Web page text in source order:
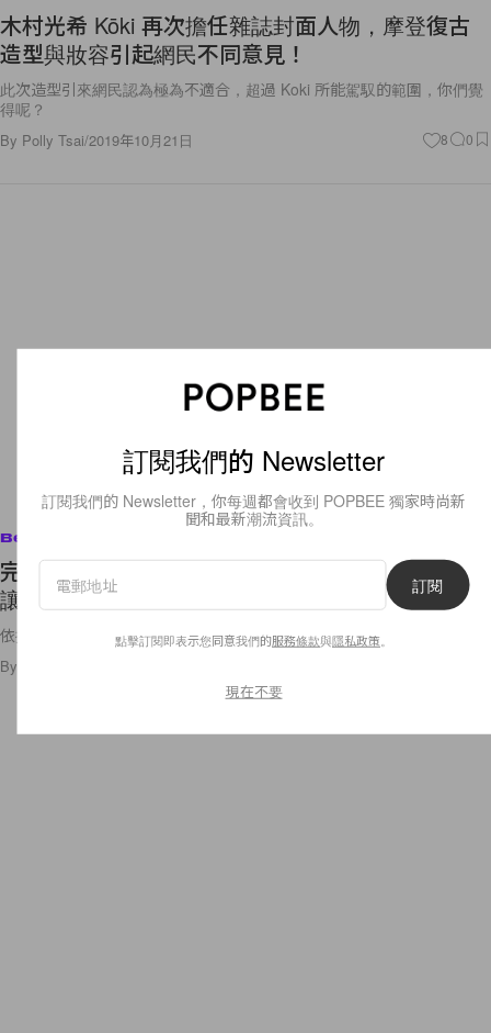
木村光希 Kōki 再次擔任雜誌封面人物，摩登復古
造型與妝容引起網民不同意見！
此次造型引來網民認為極為不適合，超過 Koki 所能駕馭的範圍，你們覺
得呢？
By Polly Tsai/2019年10月21日 8 0
Beauty
完美迎接秋冬的短髮提案：俐落帥氣的 Bob Hair，
讓女生好整理又沒負擔！
依據頭型打出完美層次，這種鮑伯頭的美絕對是零死角！
By
訂閱我們的 Newsletter
訂閱我們的 Newsletter，你每週都會收到 POPBEE 獨家時尚新
聞和最新潮流資訊。
訂閱
點擊訂閱即表示您同意我們的服務條款與隱私政策
現在不要